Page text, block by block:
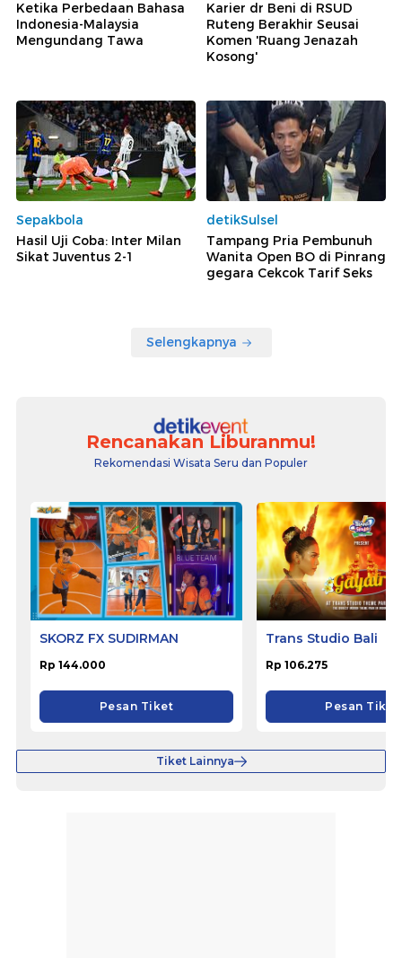
Ketika Perbedaan Bahasa
Indonesia-Malaysia
Mengundang Tawa
Karier dr Beni di RSUD
Ruteng Berakhir Seusai
Komen 'Ruang Jenazah
Kosong'
Sepakbola
Hasil Uji Coba: Inter Milan
Sikat Juventus 2-1
detikSulsel
Tampang Pria Pembunuh
Wanita Open BO di Pinrang
gegara Cekcok Tarif Seks
Selengkapnya
Rencanakan Liburanmu!
Rekomendasi Wisata Seru dan Populer
SKORZ FX SUDIRMAN
Rp 144.000
Pesan Tiket
Trans Studio Bali
Rp 106.275
Pesan Tiket
Tiket Lainnya